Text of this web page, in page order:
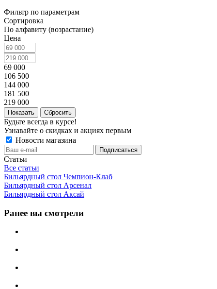
Фильтр по параметрам
Сортировка
По алфавиту (возрастание)
Цена
69 000
106 500
144 000
181 500
219 000
Сбросить
Будьте всегда в курсе!
Узнавайте о скидках и акциях первым
Новости магазина
Статьи
Все статьи
Бильярдный стол Чемпион-Клаб
Бильярдный стол Арсенал
Бильярдный стол Аксай
Ранее вы смотрели